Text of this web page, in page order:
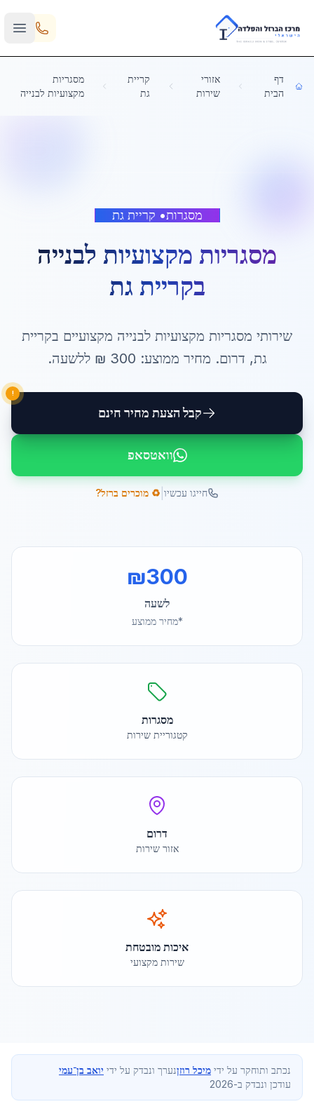
Skip to main content
דף
הבית
אזורי
שירות
קריית
גת
מסגריות
מקצועיות לבנייה
מסגרות• קריית גת
מסגריות מקצועיות לבנייה
בקריית גת
שירותי מסגריות מקצועיות לבנייה מקצועיים בקריית
גת, דרום. מחיר ממוצע: 300 ₪ ללשעה.
קבל הצעת מחיר חינם
!
וואטסאפ
חייגו עכשיו ♻️ מוכרים ברזל?
₪300
לשעה
*מחיר ממוצע
מסגרות
קטגוריית שירות
דרום
אזור שירות
איכות מובטחת
שירות מקצועי
נכתב ותוחקר על ידי מיכל רוזןנערך ונבדק על ידי יואב בן־עמי
עודכן ונבדק ב-2026